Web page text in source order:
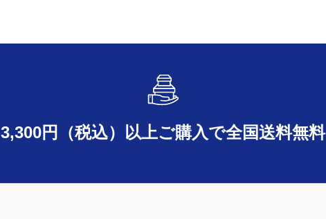
3,300円（税込）以上ご購入で全国送料無料